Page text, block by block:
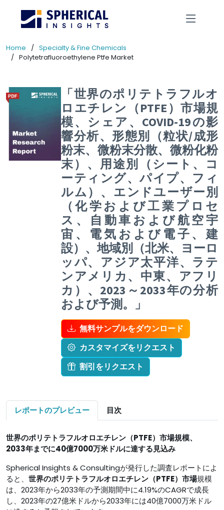
Home
Specialty & Fine Chemicals
Polytetrafluoroethylene Ptfe Market
「世界のポリテトラフルオ
ロエチレン（PTFE）市場規
模、シェア、COVID-19の影
響分析、形態別（粒状/成形
粉末、微粉末分散、微粉化粉
末）、用途別（シート、コ
ーティング、パイプ、フィ
ルム）、エンドユーザー別
（化学および工業プロセ
ス、自動車および航空宇
宙、電気および電子、建
設）、地域別（北米、ヨーロ
ッパ、アジア太平洋、ラテ
ンアメリカ、中東、アフリ
カ）、2023～2033年の分析
および予測。」
無料サンプルをダウンロード
カスタマイズをリクエスト
割引をリクエスト
レポートのプレビュー 目次
世界のポリテトラフルオロエチレン（PTFE）市場規模、
2033年までに40億7000万米ドルに達する見込み
Spherical Insights & Consultingが発行した調査レポートによ
ると、 世界のポリテトラフルオロエチレン（PTFE）市場規模
は、2023年から2033年の予測期間中に4.19%のCAGRで成長
し、2023年の27億米ドルから2033年には40億7000万米ドル